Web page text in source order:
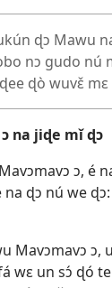
ɖɔ Mawu
nɔ gudo nú
ɖò wuvɛ̌ mɛ
na jiɖe mǐ ɖɔ
ɔ, é
na ɖɔ nú we
Mavɔmavɔ ɔ,
wɛ un sɔ́ ɖó